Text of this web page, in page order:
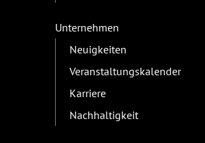
Unternehmen
Neuigkeiten
Veranstaltungskalender
Karriere
Nachhaltigkeit